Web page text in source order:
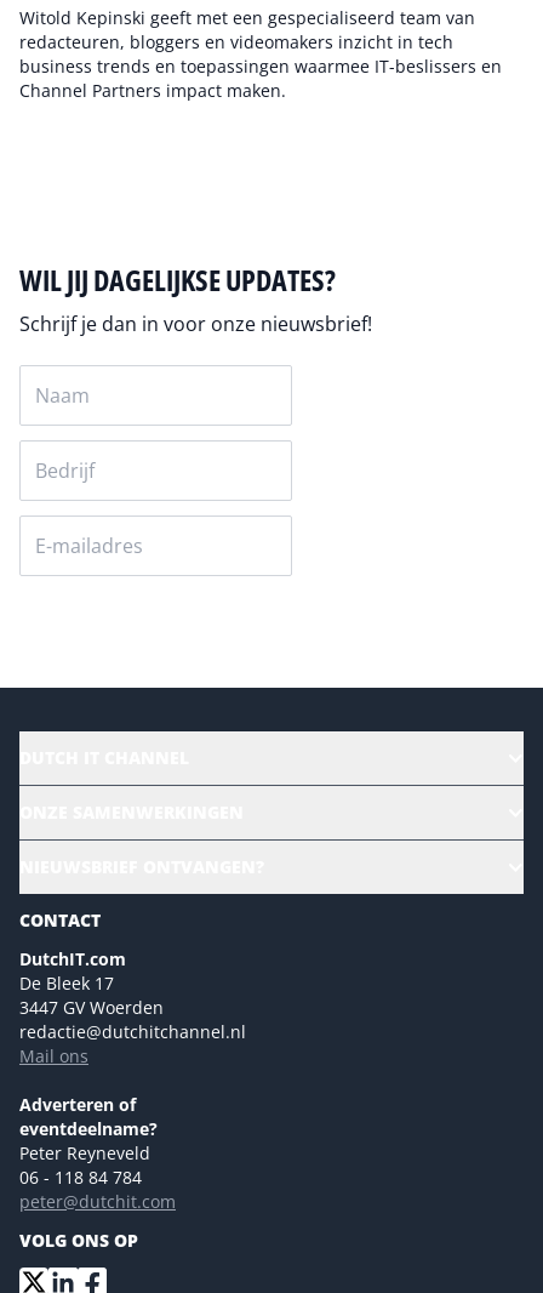
Witold Kepinski geeft met een gespecialiseerd team van
redacteuren, bloggers en videomakers inzicht in tech
business trends en toepassingen waarmee IT-beslissers en
Channel Partners impact maken.
WIL JIJ DAGELIJKSE UPDATES?
Schrijf je dan in voor onze nieuwsbrief!
Magazines
Marketingmogelijkheden 2026
Eventmogelijkheden 2026
Advertising opportunities 2026 ENG
Event opportunities 2026 ENG
NL Digital
Versturen
CONTACT
DutchIT.com
De Bleek 17
3447 GV Woerden
redactie@dutchitchannel.nl
Mail ons
Adverteren of
eventdeelname?
Peter Reyneveld
06 - 118 84 784
peter@dutchit.com
VOLG ONS OP